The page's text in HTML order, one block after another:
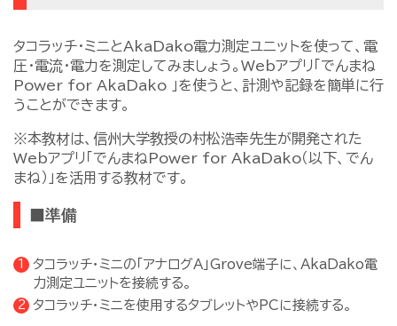
タコラッチ・ミニとAkaDako電力測定ユニットを使って、電
圧・電流・電力を測定してみましょう。Webアプリ「でんまね
Power for AkaDako 」を使うと、計測や記録を簡単に行
うことができます。
※本教材は、信州大学教授の村松浩幸先生が開発された
Webアプリ「でんまねPower for AkaDako（以下、でん
まね）」を活用する教材です。
■準備
タコラッチ・ミニの「アナログA」Grove端子に、AkaDako電
力測定ユニットを接続する。
タコラッチ・ミニを使用するタブレットやPCに接続する。